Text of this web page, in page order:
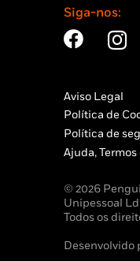
Siga-nos:
Aviso Legal
Política de
Política de
Ajuda,
© 2026
Unipessoal
Todos os
Desenvolvido